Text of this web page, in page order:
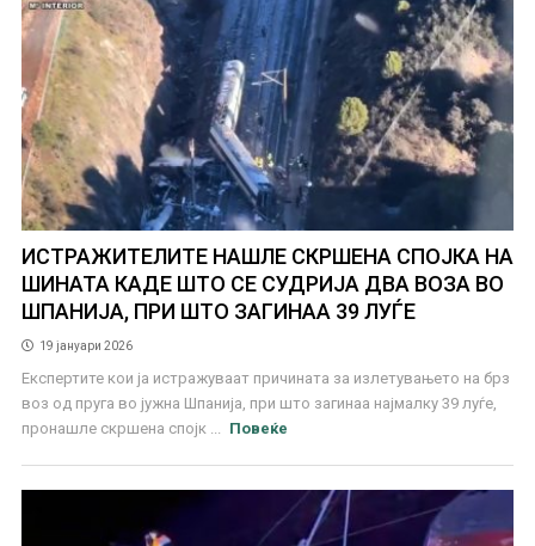
ИСТРАЖИТЕЛИТЕ НАШЛЕ СКРШЕНА СПОЈКА НА
ШИНАТА КАДЕ ШТО СЕ СУДРИЈА ДВА ВОЗА ВО
ШПАНИЈА, ПРИ ШТО ЗАГИНАА 39 ЛУЃЕ
19 јануари 2026
Експертите кои ја истражуваат причината за излетувањето на брз
воз од пруга во јужна Шпанија, при што загинаа најмалку 39 луѓе,
пронашле скршена спојк ...
Повеќе